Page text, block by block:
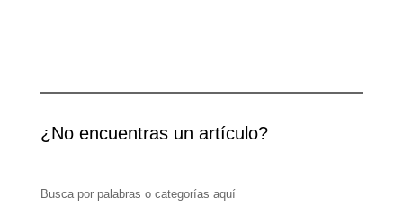
¿No encuentras un artículo?
Busca por palabras o categorías aquí